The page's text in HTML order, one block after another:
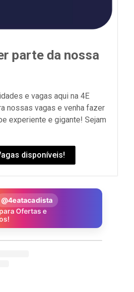
parte da nossa
e vagas aqui na 4E
nossas vagas e venha fazer
experiente e gigante! Sejam
disponíveis!
@4eatacadista
Ofertas e